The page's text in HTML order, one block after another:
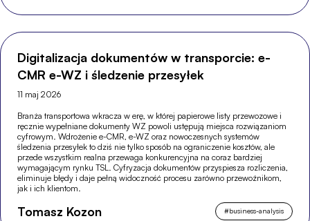
Digitalizacja dokumentów w transporcie: e-
CMR e-WZ i śledzenie przesyłek
11 maj 2026
Branża transportowa wkracza w erę, w której papierowe listy przewozowe i
ręcznie wypełniane dokumenty WZ powoli ustępują miejsca rozwiązaniom
cyfrowym. Wdrożenie e-CMR, e-WZ oraz nowoczesnych systemów
śledzenia przesyłek to dziś nie tylko sposób na ograniczenie kosztów, ale
przede wszystkim realna przewaga konkurencyjna na coraz bardziej
wymagającym rynku TSL. Cyfryzacja dokumentów przyspiesza rozliczenia,
eliminuje błędy i daje pełną widoczność procesu zarówno przewoźnikom,
jak i ich klientom.
Tomasz Kozon #business-analysis